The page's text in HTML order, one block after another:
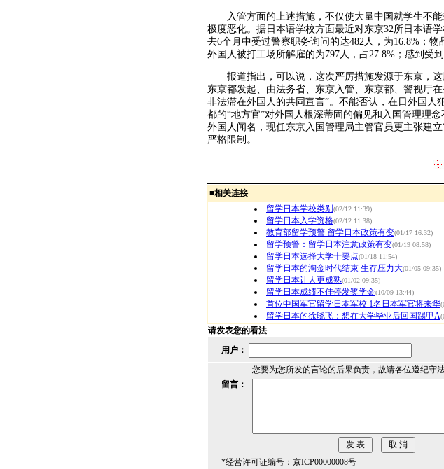
入管方面的上述措施，不仅使大量中国就学生不能
极度恶化。据日本语学校方面最近对东京32所日本语
去6个月中受过警察职务询问的达482人，为16.8%；
外国人被打工场所解雇的为797人，占27.8%；感到受
报道指出，可以说，这次严厉措施发源于东京，这
东京都发起、由法务省、东京入管、东京都、警视厅
非法滞在外国人的共同宣言”。不能否认，在日外国人
都的“地方官”对外国人根深蒂固的偏见和入国管理理
外国人闻名，现任东京入国管理局主管官员更主张建
严格限制。
■相关连接
留学日本学校类别 (02/12 11:39)
留学日本入学资格(02/12 11:38)
教育部留学预警 留学日本政策有变(01/17 16:32)
留学预警：留学日本注意政策有变(01/19 08:58)
留学日本选择大学十要点(01/18 11:54)
留学日本的淘金时代结束 生存压力大(01/05 09:35)
留学日本让人更成熟(01/02 09:35)
留学日本成绩不佳停发奖学金(10/09 13:44)
首位中国军官留学日本军校 1名日本军官将来华
留学日本的徐晓飞：想在大学毕业后回国踢甲A
请发表您的看法
用户：
您要为您所发的言论的后果负责，故请各位遵纪守
留言：
*经营许可证编号：京ICP00000008号